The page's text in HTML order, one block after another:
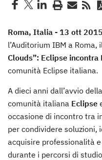
Roma, Italia - 13 ott
l’Auditorium IBM a Roma,
Clouds”: Eclipse incontra
comunità Eclipse italiana.
A dieci anni dall’avvio
comunità italiana Eclipse
occasione di incontro tra
per condividere soluzioni,
acquisire professionalità
durante i percorsi di